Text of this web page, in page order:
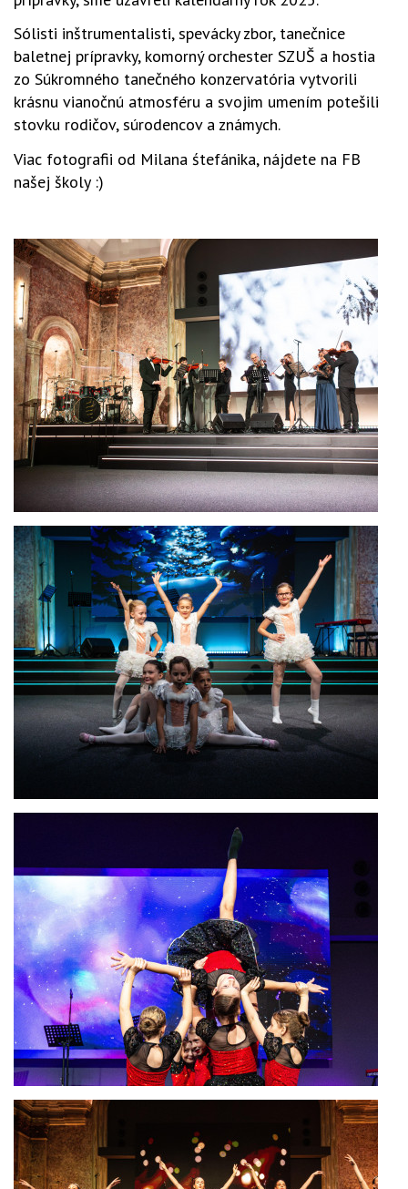
Sólisti inštrumentalisti, spevácky zbor, tanečnice
baletnej prípravky, komorný orchester SZUŠ a hostia
zo Súkromného tanečného konzervatória vytvorili
krásnu vianočnú atmosféru a svojim umením potešili
stovku rodičov, súrodencov a známych.
Viac fotografii od Milana śtefánika, nájdete na FB
našej školy :)